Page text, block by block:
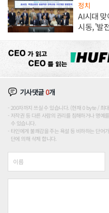
정치
AI시대
시동, '발
기사댓글0개
200자까지 쓰실 수 있습니다. (현재 0 byte / 최
저작권 등 다른 사람의 권리를 침해하거나 명예
수 있습니다.
타인에게 불쾌감을 주는 욕설 등 비하하는 단어
단에 의해 삭제 합니다.